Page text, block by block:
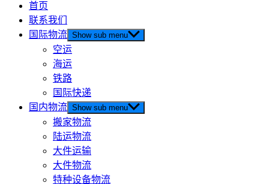
首页
联系我们
国际物流 Show sub menu
空运
海运
铁路
国际快递
国内物流 Show sub menu
搬家物流
陆运物流
大件运输
大件物流
特种设备物流